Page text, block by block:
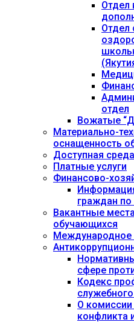
Отдел
Отдел
отдел
Вожатые
Материально-
оснащенность
Доступная среда
Платные услуги
Финансово-
граждан
Вакантные
обучающихся
Международное
сфере
Кодекс
О комиссии
конфликта